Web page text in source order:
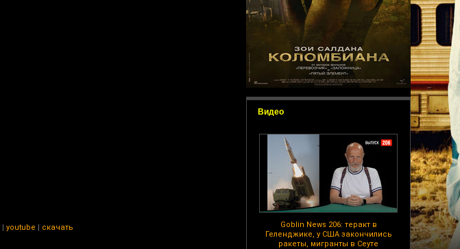
Видео
Goblin News 206: теракт в
Геленджике, у США закончились
ракеты, мигранты в Сеуте
| youtube | скачать